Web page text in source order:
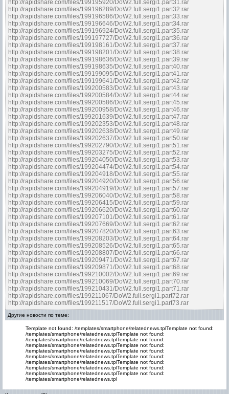
http://rapidshare.com/files/199195920/DoW2.full.sergi1.part31.rar
http://rapidshare.com/files/199196289/DoW2.full.sergi1.part32.rar
http://rapidshare.com/files/199196586/DoW2.full.sergi1.part33.rar
http://rapidshare.com/files/199196646/DoW2.full.sergi1.part34.rar
http://rapidshare.com/files/199196924/DoW2.full.sergi1.part35.rar
http://rapidshare.com/files/199197727/DoW2.full.sergi1.part36.rar
http://rapidshare.com/files/199198161/DoW2.full.sergi1.part37.rar
http://rapidshare.com/files/199198201/DoW2.full.sergi1.part38.rar
http://rapidshare.com/files/199198636/DoW2.full.sergi1.part39.rar
http://rapidshare.com/files/199198635/DoW2.full.sergi1.part40.rar
http://rapidshare.com/files/199199095/DoW2.full.sergi1.part41.rar
http://rapidshare.com/files/199199641/DoW2.full.sergi1.part42.rar
http://rapidshare.com/files/199200583/DoW2.full.sergi1.part43.rar
http://rapidshare.com/files/199200584/DoW2.full.sergi1.part44.rar
http://rapidshare.com/files/199200586/DoW2.full.sergi1.part45.rar
http://rapidshare.com/files/199200958/DoW2.full.sergi1.part46.rar
http://rapidshare.com/files/199201639/DoW2.full.sergi1.part47.rar
http://rapidshare.com/files/199202353/DoW2.full.sergi1.part48.rar
http://rapidshare.com/files/199202638/DoW2.full.sergi1.part49.rar
http://rapidshare.com/files/199202637/DoW2.full.sergi1.part50.rar
http://rapidshare.com/files/199202790/DoW2.full.sergi1.part51.rar
http://rapidshare.com/files/199203275/DoW2.full.sergi1.part52.rar
http://rapidshare.com/files/199204050/DoW2.full.sergi1.part53.rar
http://rapidshare.com/files/199204474/DoW2.full.sergi1.part54.rar
http://rapidshare.com/files/199204918/DoW2.full.sergi1.part55.rar
http://rapidshare.com/files/199204920/DoW2.full.sergi1.part56.rar
http://rapidshare.com/files/199204919/DoW2.full.sergi1.part57.rar
http://rapidshare.com/files/199206040/DoW2.full.sergi1.part58.rar
http://rapidshare.com/files/199206415/DoW2.full.sergi1.part59.rar
http://rapidshare.com/files/199206620/DoW2.full.sergi1.part60.rar
http://rapidshare.com/files/199207101/DoW2.full.sergi1.part61.rar
http://rapidshare.com/files/199207669/DoW2.full.sergi1.part62.rar
http://rapidshare.com/files/199207820/DoW2.full.sergi1.part63.rar
http://rapidshare.com/files/199208203/DoW2.full.sergi1.part64.rar
http://rapidshare.com/files/199208526/DoW2.full.sergi1.part65.rar
http://rapidshare.com/files/199208807/DoW2.full.sergi1.part66.rar
http://rapidshare.com/files/199209471/DoW2.full.sergi1.part67.rar
http://rapidshare.com/files/199209871/DoW2.full.sergi1.part68.rar
http://rapidshare.com/files/199210002/DoW2.full.sergi1.part69.rar
http://rapidshare.com/files/199210069/DoW2.full.sergi1.part70.rar
http://rapidshare.com/files/199210431/DoW2.full.sergi1.part71.rar
http://rapidshare.com/files/199211067/DoW2.full.sergi1.part72.rar
http://rapidshare.com/files/199211517/DoW2.full.sergi1.part73.rar
Другие новости по теме:
Template not found: /templates/smartphone/relatednews.tplTemplate not found:
/templates/smartphone/relatednews.tplTemplate not found:
/templates/smartphone/relatednews.tplTemplate not found:
/templates/smartphone/relatednews.tplTemplate not found:
/templates/smartphone/relatednews.tplTemplate not found:
/templates/smartphone/relatednews.tplTemplate not found:
/templates/smartphone/relatednews.tplTemplate not found:
/templates/smartphone/relatednews.tplTemplate not found:
/templates/smartphone/relatednews.tplTemplate not found:
/templates/smartphone/relatednews.tpl